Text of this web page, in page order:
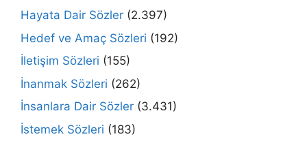
Hayata Dair Sözler (2.397)
Hedef ve Amaç Sözleri (192)
İletişim Sözleri (155)
İnanmak Sözleri (262)
İnsanlara Dair Sözler (3.431)
İstemek Sözleri (183)